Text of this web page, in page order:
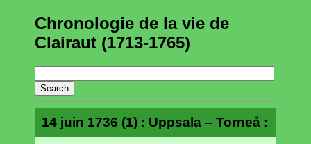
Chronologie de la vie de
Clairaut (1713-1765)
14 juin 1736 (1) : Uppsala – Torneå :